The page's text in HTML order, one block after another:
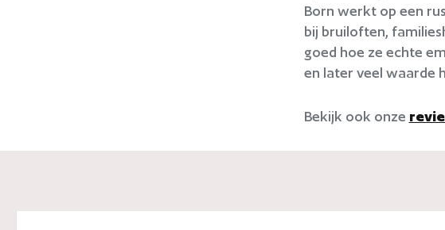
Born werkt op een
bij bruiloften,
goed hoe ze echte
en later veel waarde
Bekijk ook onze